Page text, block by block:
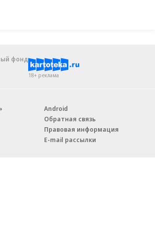
фонд
18+ реклама
Android
Обратная связь
Правовая информация
E-mail рассылки